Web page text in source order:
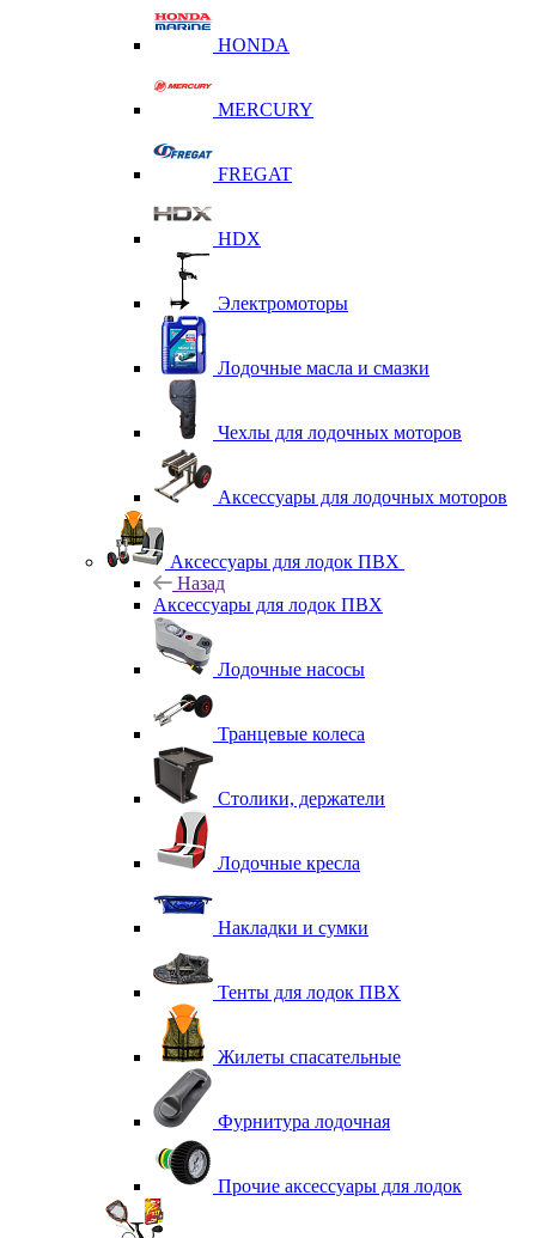
HONDA
MERCURY
FREGAT
HDX
Электромоторы
Лодочные масла и смазки
Чехлы для лодочных моторов
Аксессуары для лодочных моторов
Аксессуары для лодок ПВХ
Назад
Аксессуары для лодок ПВХ
Лодочные насосы
Транцевые колеса
Столики, держатели
Лодочные кресла
Накладки и сумки
Тенты для лодок ПВХ
Жилеты спасательные
Фурнитура лодочная
Прочие аксессуары для лодок